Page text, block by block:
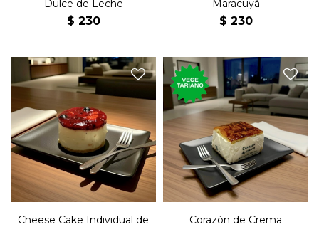
Dulce de Leche
$ 230
Maracuyá
$ 230
Cheese cake de arándanos y
cerezas.
Cheese Cake Individual de
Base de pionono con relleno
de chantilly, cubierto con
una capa de dulce de leche
quemado.
Corazón de Crema